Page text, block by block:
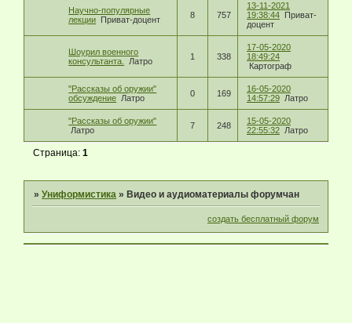
Научно-популярные
лекции Приват-доцент 8 757
13-11-2021
19:38:44 Приват-
доцент
Шоурил военного
консультанта.
Латро 1 338
17-05-2020
18:49:24
Картограф
"Рассказы об оружии"
обсуждение Латро 0 169
16-05-2020
14:57:29 Латро
"Рассказы об оружии"
Латро
7 248
15-05-2020
22:55:32 Латро
Страница:1
»Униформистика »Видео и аудиоматериалы форумчан
создать бесплатный форум